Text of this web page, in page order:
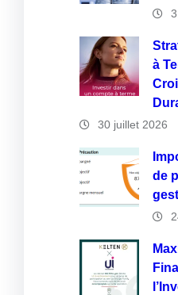
à
30 juillet 2026
de